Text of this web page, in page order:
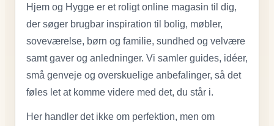
Hjem og Hygge er et roligt online magasin til dig,
der søger brugbar inspiration til bolig, møbler,
soveværelse, børn og familie, sundhed og velvære
samt gaver og anledninger. Vi samler guides, idéer,
små genveje og overskuelige anbefalinger, så det
føles let at komme videre med det, du står i.
Her handler det ikke om perfektion, men om